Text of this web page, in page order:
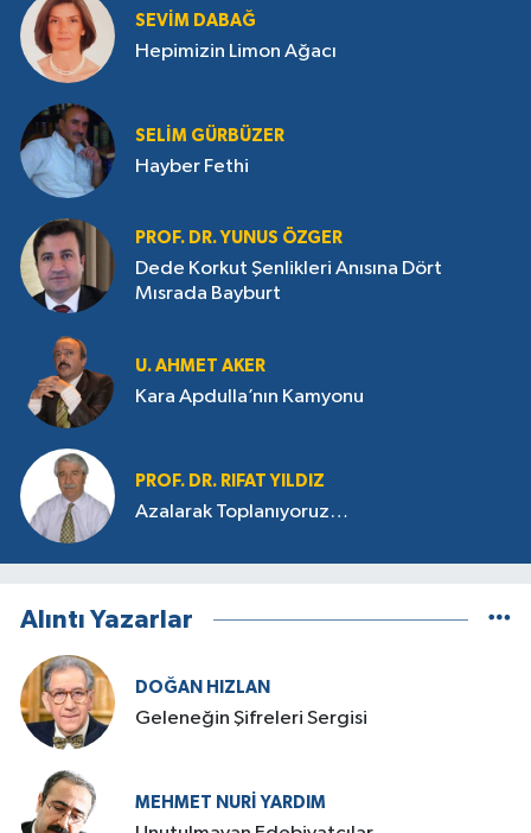
SEVIM DABAĞ
Hepimizin Limon Ağacı
SELIM GÜRBÜZER
Hayber Fethi
PROF. DR. YUNUS ÖZGER
Dede Korkut Şenlikleri Anısına Dört
Mısrada Bayburt
U. AHMET AKER
Kara Apdulla’nın Kamyonu
PROF. DR. RIFAT YILDIZ
Azalarak Toplanıyoruz…
Alıntı Yazarlar
DOĞAN HIZLAN
Geleneğin Şifreleri Sergisi
MEHMET NURI YARDIM